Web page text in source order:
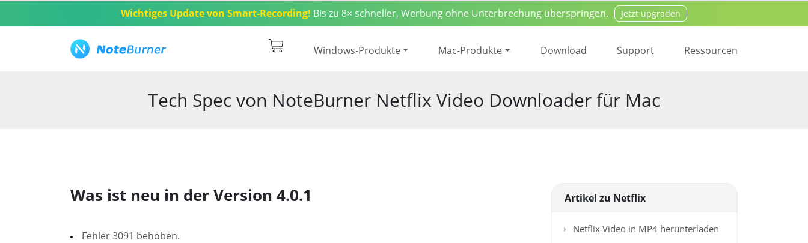
Wichtiges Update von Smart-Recording! Bis zu 8× schneller, Werbung ohne Unterbrechung überspringen. Jetzt upgraden
Windows-Produkte Mac-Produkte Download Support Ressourcen
Überblick Tutorial Tech Spec Screenshot FAQ €83,90 Download Kaufen
Tech Spec von NoteBurner Netflix Video Downloader für Mac
Was ist neu in der Version 4.0.1
Fehler 3091 behoben.
Artikel zu Netflix
Netflix Video in MP4 herunterladen